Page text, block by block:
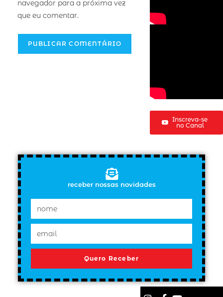
navegador para a próxima vez
que eu comentar.
Inscreva-se
no Canal
receber nossas novidades
Quero Receber